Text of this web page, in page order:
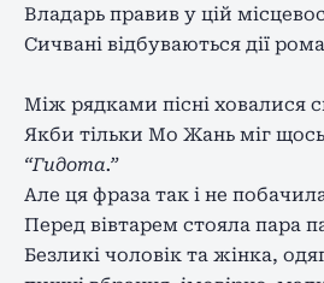
Владарь правив у цій
Сичвані відбуваються дії
Між рядками пісні ховалися
Якби тільки Мо Жань міг
“Гидота.”
Але ця фраза так і не
Перед вівтарем стояла пара
Безликі чоловік та жінка,